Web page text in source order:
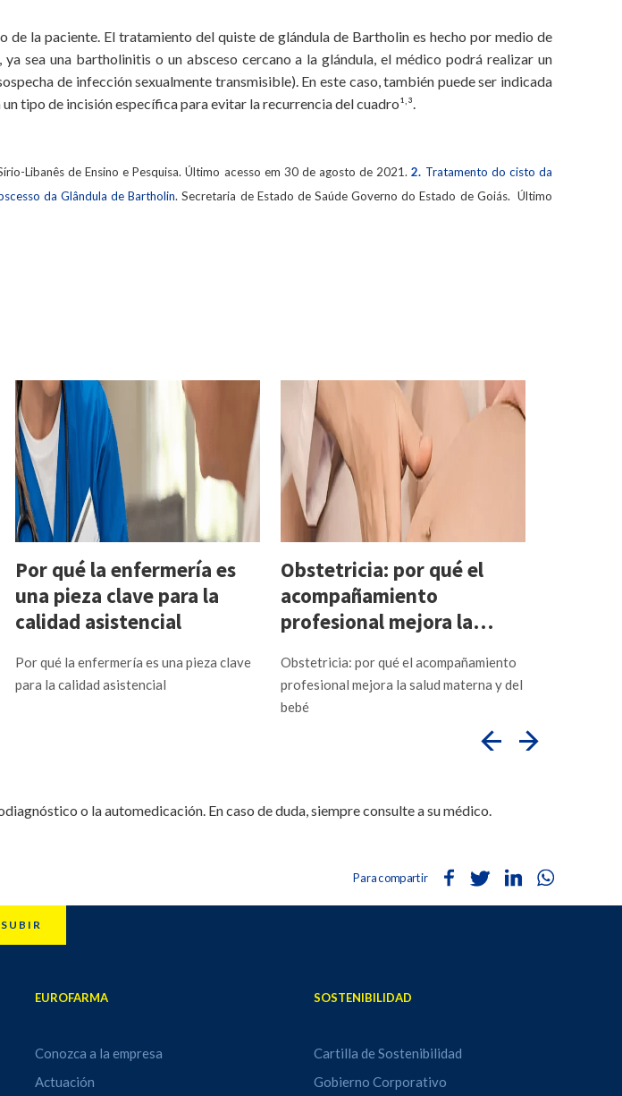
la paciente. El tratamiento del quiste de glándula de Bartholin es hecho por medio de
sea una bartholinitis o un absceso cercano a la glándula, el médico podrá realizar un
de infección sexualmente transmisible). En este caso, también puede ser indicada
tipo de incisión específica para evitar la recurrencia del cuadro¹,³.
Libanês de Ensino e Pesquisa. Último acesso em 30 de agosto de 2021.2. Tratamento do cisto da
da Glândula de Bartholin. Secretaria de Estado de Saúde Governo do Estado de Goiás. Último
Por qué la enfermería es
una pieza clave para la
calidad asistencial
Por qué la enfermería es una pieza clave
para la calidad asistencial
Obstetricia: por qué el
acompañamiento
profesional mejora la
Obstetricia: por qué el acompañamiento
profesional mejora la salud materna y del
bebé
o la automedicación. En caso de duda, siempre consulte a su médico.
Para compartir
SUBIR
EUROFARMA
Conozca a la empresa
Actuación
SOSTENIBILIDAD
Cartilla de Sostenibilidad
Gobierno Corporativo